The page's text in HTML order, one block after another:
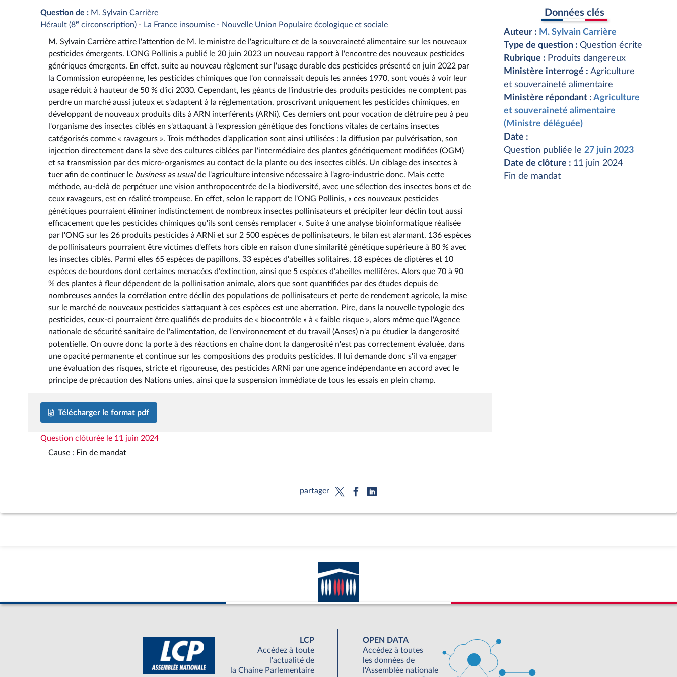
Question de : M. Sylvain Carrière
Hérault (8e circonscription) - La France insoumise - Nouvelle Union Populaire écologique et sociale
M. Sylvain Carrière attire l'attention de M. le ministre de l'agriculture et de la souveraineté alimentaire sur les nouveaux
pesticides émergents. L'ONG Pollinis a publié le 20 juin 2023 un nouveau rapport à l'encontre des nouveaux pesticides
génériques émergents. En effet, suite au nouveau règlement sur l'usage durable des pesticides présenté en juin 2022 par
la Commission européenne, les pesticides chimiques que l'on connaissait depuis les années 1970, sont voués à voir leur
usage réduit à hauteur de 50 % d'ici 2030. Cependant, les géants de l'industrie des produits pesticides ne comptent pas
perdre un marché aussi juteux et s'adaptent à la réglementation, proscrivant uniquement les pesticides chimiques, en
développant de nouveaux produits dits à ARN interférents (ARNi). Ces derniers ont pour vocation de détruire peu à peu
l'organisme des insectes ciblés en s'attaquant à l'expression génétique des fonctions vitales de certains insectes
catégorisés comme « ravageurs ». Trois méthodes d'application sont ainsi utilisées : la diffusion par pulvérisation, son
injection directement dans la sève des cultures ciblées par l'intermédiaire des plantes génétiquement modifiées (OGM)
et sa transmission par des micro-organismes au contact de la plante ou des insectes ciblés. Un ciblage des insectes à
tuer afin de continuer le business as usualde l'agriculture intensive nécessaire à l'agro-industrie donc. Mais cette
méthode, au-delà de perpétuer une vision anthropocentrée de la biodiversité, avec une sélection des insectes bons et de
ceux ravageurs, est en réalité trompeuse. En effet, selon le rapport de l'ONG Pollinis, « ces nouveaux pesticides
génétiques pourraient éliminer indistinctement de nombreux insectes pollinisateurs et précipiter leur déclin tout aussi
efficacement que les pesticides chimiques qu'ils sont censés remplacer ». Suite à une analyse bioinformatique réalisée
par l'ONG sur les 26 produits pesticides à ARNi et sur 2 500 espèces de pollinisateurs, le bilan est alarmant. 136 espèces
de pollinisateurs pourraient être victimes d'effets hors cible en raison d'une similarité génétique supérieure à 80 % avec
les insectes ciblés. Parmi elles 65 espèces de papillons, 33 espèces d'abeilles solitaires, 18 espèces de diptères et 10
espèces de bourdons dont certaines menacées d'extinction, ainsi que 5 espèces d'abeilles mellifères. Alors que 70 à 90
% des plantes à fleur dépendent de la pollinisation animale, alors que sont quantifiées par des études depuis de
nombreuses années la corrélation entre déclin des populations de pollinisateurs et perte de rendement agricole, la mise
sur le marché de nouveaux pesticides s'attaquant à ces espèces est une aberration. Pire, dans la nouvelle typologie des
pesticides, ceux-ci pourraient être qualifiés de produits de « biocontrôle » à « faible risque », alors même que l'Agence
nationale de sécurité sanitaire de l'alimentation, de l'environnement et du travail (Anses) n'a pu étudier la dangerosité
potentielle. On ouvre donc la porte à des réactions en chaîne dont la dangerosité n'est pas correctement évaluée, dans
une opacité permanente et continue sur les compositions des produits pesticides. Il lui demande donc s'il va engager
une évaluation des risques, stricte et rigoureuse, des pesticides ARNi par une agence indépendante en accord avec le
principe de précaution des Nations unies, ainsi que la suspension immédiate de tous les essais en plein champ.
Télécharger le format pdf
Question clôturée le 11 juin 2024
Cause : Fin de mandat
Données clés
Auteur : M. Sylvain Carrière
Type de question : Question écrite
Rubrique : Produits dangereux
Ministère interrogé : Agriculture
et souveraineté alimentaire
Ministère répondant : Agriculture
et souveraineté alimentaire
(Ministre déléguée)
Date :
Question publiée le 27 juin 2023
Date de clôture : 11 juin 2024
Fin de mandat
partager
LCP
Accédez à toute
l'actualité de
la Chaine Parlementaire
OPEN DATA
Accédez à toutes
les données de
l'Assemblée nationale